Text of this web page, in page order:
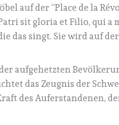
auf der “Place de la
sit gloria et Filio, qui
das singt. Sie wird auf
aufgehetzten
das Zeugnis der
des Auferstandenen,